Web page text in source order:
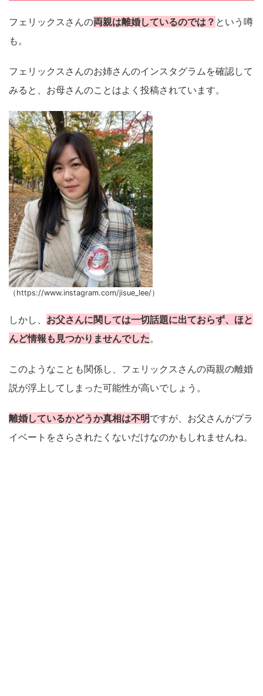
フェリックスさんの両親は離婚しているのでは？ という噂
も。
フェリックスさんのお姉さんのインスタグラムを確認して
みると、お母さんのことはよく投稿されています。
（https://www.instagram.com/jisue_lee/）
しかし、 お父さんに関しては一切話題に出ておらず、ほと
んど情報も見つかりませんでした。
このようなことも関係し、フェリックスさんの両親の離婚
説が浮上してしまった可能性が高いでしょう。
離婚しているかどうか真相は不明ですが、お父さんがプラ
イベートをさらされたくないだけなのかもしれませんね。